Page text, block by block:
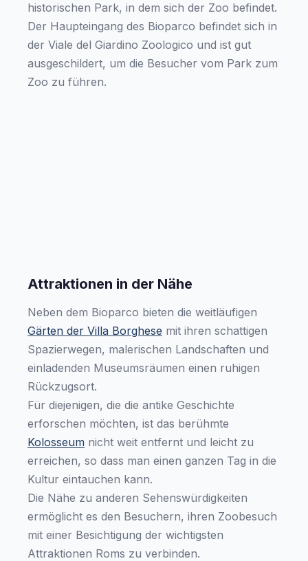
historischen Park, in dem sich der Zoo befindet.
Der Haupteingang des Bioparco befindet sich in
der Viale del Giardino Zoologico und ist gut
ausgeschildert, um die Besucher vom Park zum
Zoo zu führen.
Attraktionen in der Nähe
Neben dem Bioparco bieten die weitläufigen
Gärten der Villa Borghese mit ihren schattigen
Spazierwegen, malerischen Landschaften und
einladenden Museumsräumen einen ruhigen
Rückzugsort.
Für diejenigen, die die antike Geschichte
erforschen möchten, ist das berühmte
Kolosseum nicht weit entfernt und leicht zu
erreichen, so dass man einen ganzen Tag in die
Kultur eintauchen kann.
Die Nähe zu anderen Sehenswürdigkeiten
ermöglicht es den Besuchern, ihren Zoobesuch
mit einer Besichtigung der wichtigsten
Attraktionen Roms zu verbinden.